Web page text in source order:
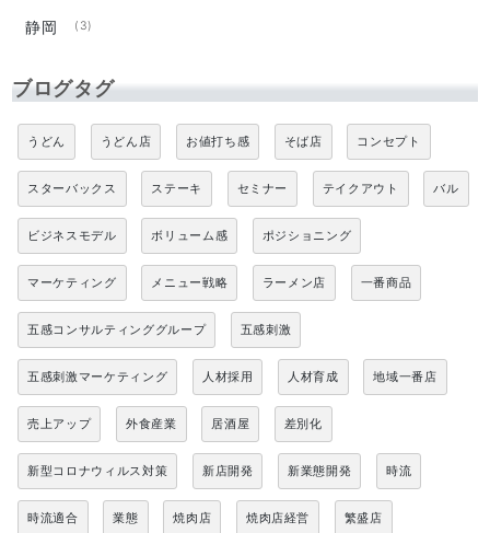
静岡 (3)
ブログタグ
うどん うどん店 お値打ち感 そば店 コンセプト
スターバックス ステーキ セミナー テイクアウト バル
ビジネスモデル ボリューム感 ポジショニング
マーケティング メニュー戦略 ラーメン店 一番商品
五感コンサルティンググループ 五感刺激
五感刺激マーケティング 人材採用 人材育成 地域一番店
売上アップ 外食産業 居酒屋 差別化
新型コロナウィルス対策 新店開発 新業態開発 時流
時流適合 業態 焼肉店 焼肉店経営 繁盛店